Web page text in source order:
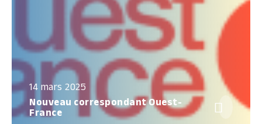
14 mars 2025
Nouveau correspondant Ouest-
France
